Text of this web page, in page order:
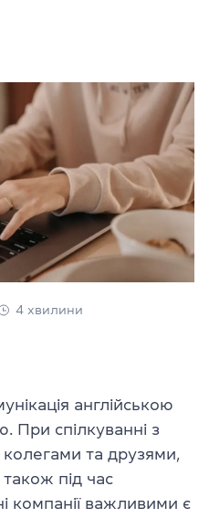
4 хвилини
англійською
При спілкуванні з
та друзями,
під час
компанії важливими є